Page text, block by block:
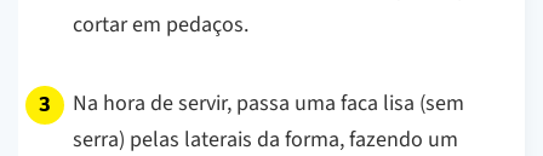
cortar em pedaços.
Na hora de servir, passa uma faca lisa (sem
serra) pelas laterais da forma, fazendo um